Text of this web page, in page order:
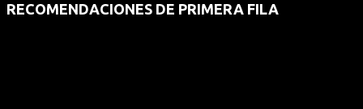
RECOMENDACIONES DE PRIMERA FILA